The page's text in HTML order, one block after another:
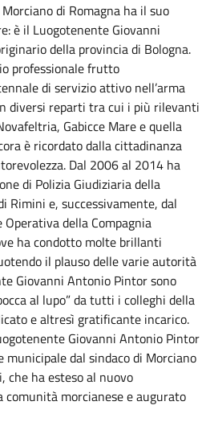
di Romagna ha il suo
è il Luogotenente Giovanni
della provincia di Bologna.
professionale frutto
di servizio attivo nell’arma
diversi reparti tra cui i più rilevanti
Gabicce Mare e quella
è ricordato dalla cittadinanza
Dal 2006 al 2014 ha
di Polizia Giudiziaria della
Rimini e, successivamente, dal
della Compagnia
ha condotto molte brillanti
il plauso delle varie autorità
Giovanni Antonio Pintor sono
al lupo” da tutti i colleghi della
e altresì gratificante incarico.
Giovanni Antonio Pintor
dal sindaco di Morciano
che ha esteso al nuovo
morcianese e augurato